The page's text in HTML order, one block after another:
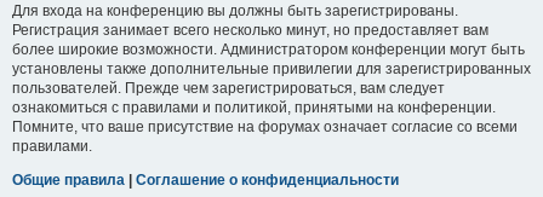
Для входа на конференцию вы должны быть зарегистрированы.
Регистрация занимает всего несколько минут, но предоставляет вам
более широкие возможности. Администратором конференции могут быть
установлены также дополнительные привилегии для зарегистрированных
пользователей. Прежде чем зарегистрироваться, вам следует
ознакомиться с правилами и политикой, принятыми на конференции.
Помните, что ваше присутствие на форумах означает согласие со всеми
правилами.
Общие правила | Соглашение о конфиденциальности